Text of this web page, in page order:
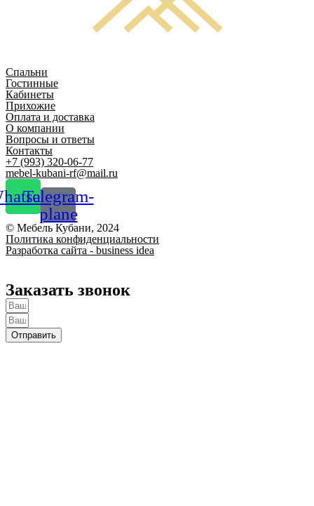
Спальни
Гостинные
Кабинеты
Прихожие
Оплата и доставка
О компании
Вопросы и ответы
Контакты
+7 (993) 320-06-77
mebel-kubani-rf@mail.ru
Telegram-
plane
© Мебель Кубани, 2024
Политика конфиденциальности
Разработка сайта - business idea
Заказать звонок
Отправить